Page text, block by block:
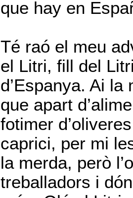
que hay en
Té raó el meu
el Litri, fill del
d’Espanya. Ai
que apart
fotimer
caprici, per mi
la merda, però
treballadors i